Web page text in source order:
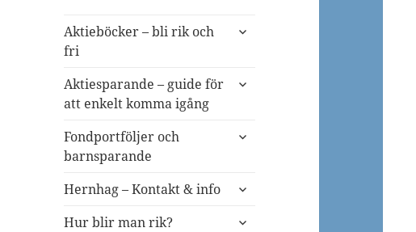
Aktieböcker – bli rik och
fri
expandera
Aktiesparande – guide för
att enkelt komma igång
expandera
Fondportföljer och
barnsparande
expandera
Hernhag – Kontakt & info
expandera
Hur blir man rik?
expandera